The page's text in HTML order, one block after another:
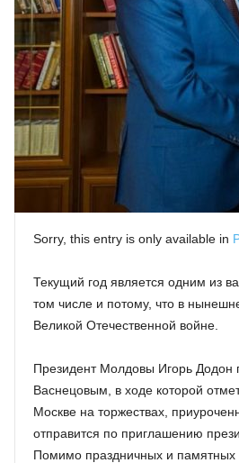
Sorry, this entry is only available in
Текущий год является одним из
том числе и потому, что в
Великой Отечественной войне.
Президент Молдовы Игорь Додон
Васнецовым, в ходе которой
Москве на торжествах,
отправится по приглашению
Помимо праздничных и